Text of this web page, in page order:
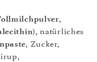
,
), natürliches
, Zucker,